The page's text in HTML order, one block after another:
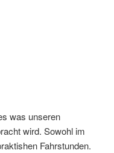
was unseren
wird. Sowohl im
Fahrstunden.